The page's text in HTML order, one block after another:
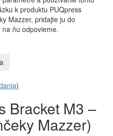
k produktu PUQpress
Mazzer, pridajte ju do
ňu odpovieme.
)
Bracket M3 –
Mazzer)